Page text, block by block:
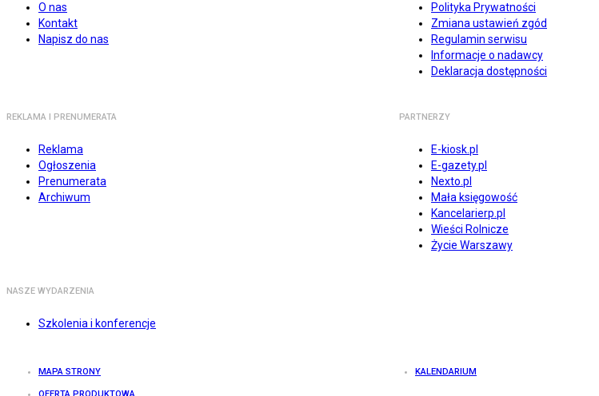
O nas
Kontakt
Napisz do nas
Polityka Prywatności
Zmiana ustawień zgód
Regulamin serwisu
Informacje o nadawcy
Deklaracja dostępności
REKLAMA I PRENUMERATA
Reklama
Ogłoszenia
Prenumerata
Archiwum
PARTNERZY
E-kiosk.pl
E-gazety.pl
Nexto.pl
Mała księgowość
Kancelarierp.pl
Wieści Rolnicze
Życie Warszawy
NASZE WYDARZENIA
Szkolenia i konferencje
MAPA STRONY KALENDARIUM